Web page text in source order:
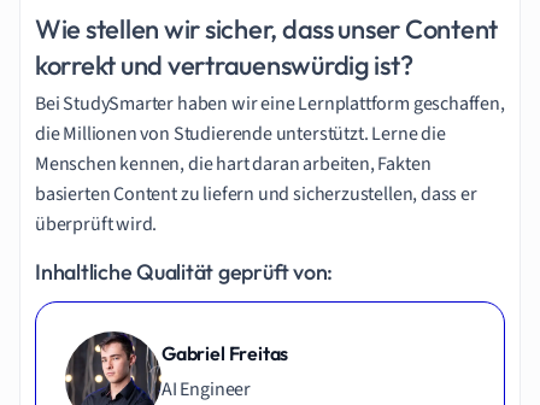
Wie stellen wir sicher, dass unser Content
korrekt und vertrauenswürdig ist?
Bei StudySmarter haben wir eine Lernplattform geschaffen,
die Millionen von Studierende unterstützt. Lerne die
Menschen kennen, die hart daran arbeiten, Fakten
basierten Content zu liefern und sicherzustellen, dass er
überprüft wird.
Inhaltliche Qualität geprüft von:
Gabriel Freitas
AI Engineer